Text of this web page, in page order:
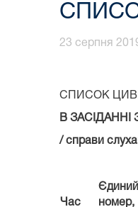
23 серпня
СПИСОК
В ЗАСІДАННІ
/ справи
Час
Єдиний